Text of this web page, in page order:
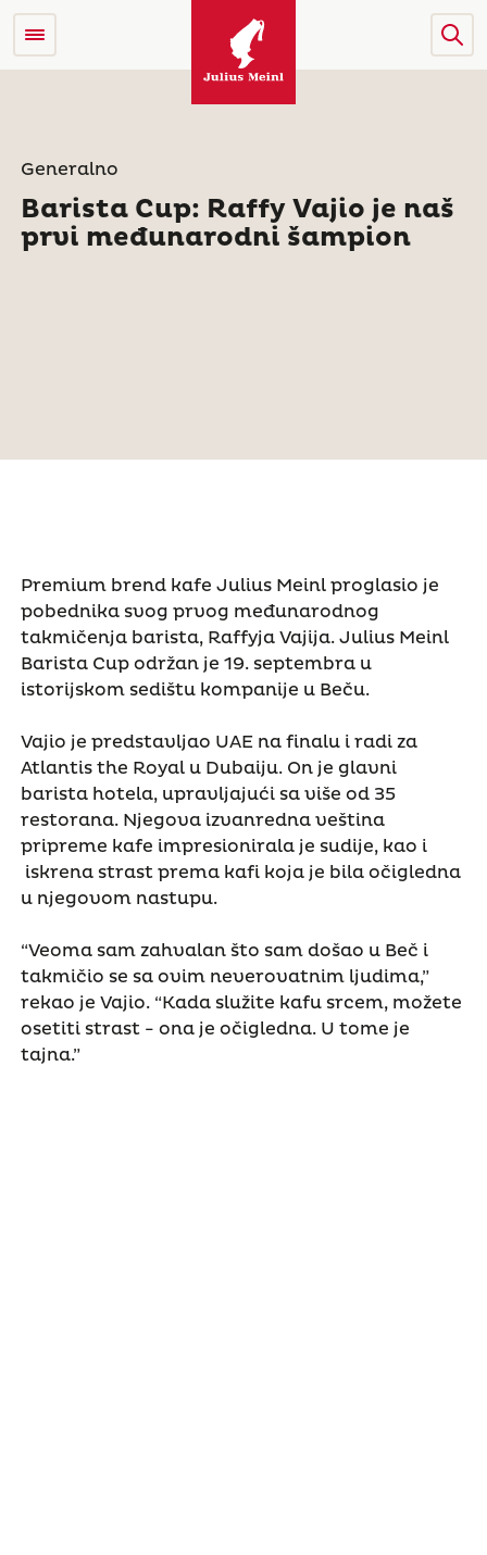
Generalno
Barista Cup: Raffy Vajio je naš
prvi međunarodni šampion
Premium brend kafe Julius Meinl proglasio je
pobednika svog prvog međunarodnog
takmičenja barista, Raffyja Vajija. Julius Meinl
Barista Cup održan je 19. septembra u
istorijskom sedištu kompanije u Beču.
Vajio je predstavljao UAE na finalu i radi za
Atlantis the Royal u Dubaiju. On je glavni
barista hotela, upravljajući sa više od 35
restorana. Njegova izvanredna veština
pripreme kafe impresionirala je sudije, kao i
iskrena strast prema kafi koja je bila očigledna
u njegovom nastupu.
“Veoma sam zahvalan što sam došao u Beč i
takmičio se sa ovim neverovatnim ljudima,”
rekao je Vajio. “Kada služite kafu srcem, možete
osetiti strast - ona je očigledna. U tome je
tajna.”